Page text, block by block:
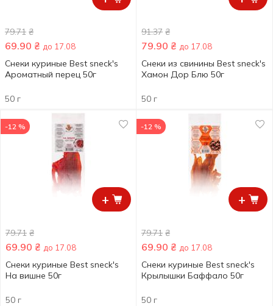
79.71 ₴
69.90 ₴ до 17.08
Снеки куриные Best sneck's
Ароматный перец 50г
50 г
91.37 ₴
79.90 ₴ до 17.08
Снеки из свинины Best sneck's
Хамон Дор Блю 50г
50 г
+
-12 %
79.71 ₴
69.90 ₴ до 17.08
Снеки куриные Best sneck's
На вишне 50г
50 г
+
-12 %
79.71 ₴
69.90 ₴ до 17.08
Снеки куриные Best sneck's
Крылышки Баффало 50г
50 г